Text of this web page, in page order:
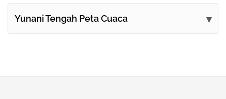
Yunani Tengah Peta Cuaca